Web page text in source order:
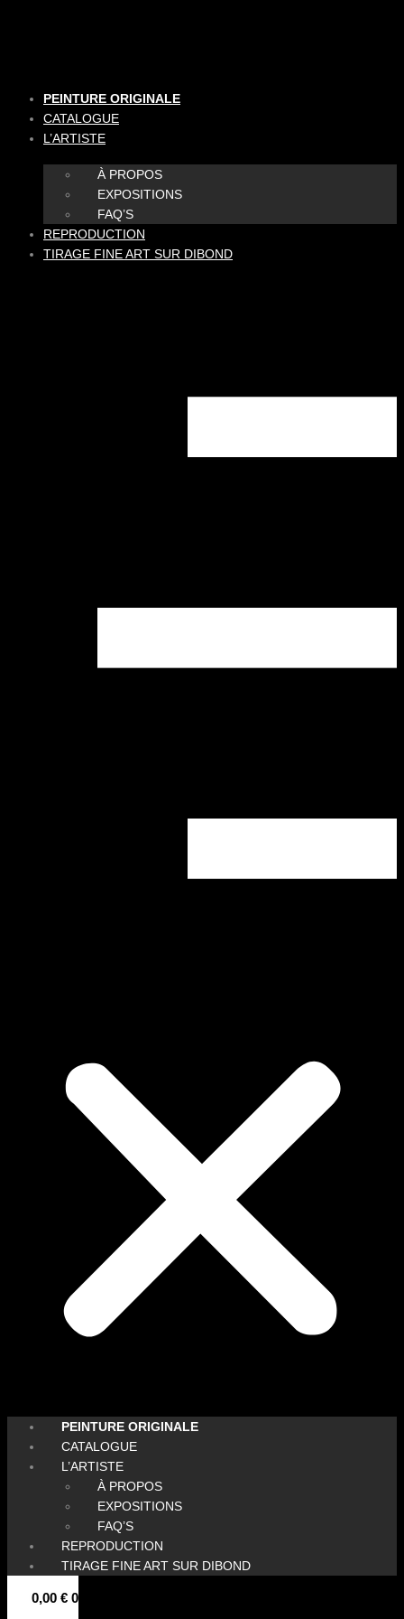
PEINTURE ORIGINALE
CATALOGUE
L’ARTISTE
À PROPOS
EXPOSITIONS
FAQ’S
REPRODUCTION
TIRAGE FINE ART SUR DIBOND
PEINTURE ORIGINALE
CATALOGUE
L’ARTISTE
À PROPOS
EXPOSITIONS
FAQ’S
REPRODUCTION
TIRAGE FINE ART SUR DIBOND
0,00 € 0